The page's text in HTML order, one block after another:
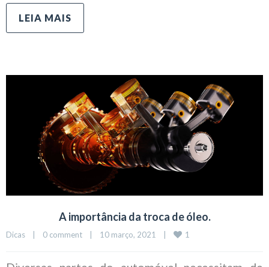
LEIA MAIS
A importância da troca de óleo.
Dicas 0 comment 10 março, 2021 1